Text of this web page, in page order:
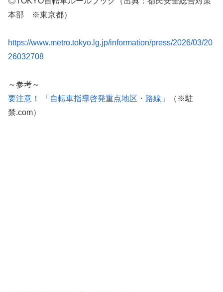
本部 ※東京都）
https://www.metro.tokyo.lg.jp/information/press/2026/03/20
26032708
～参考～
要注意！ 「自転車指導啓発重点地区・路線」
（※駐
禁.com）